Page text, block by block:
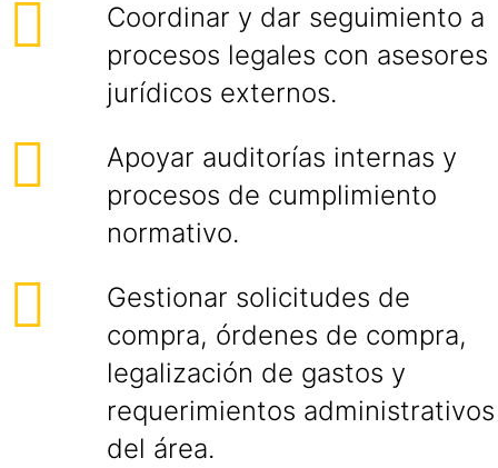
Coordinar y dar seguimiento a
procesos legales con asesores
jurídicos externos.
Apoyar auditorías internas y
procesos de cumplimiento
normativo.
Gestionar solicitudes de
compra, órdenes de compra,
legalización de gastos y
requerimientos administrativos
del área.